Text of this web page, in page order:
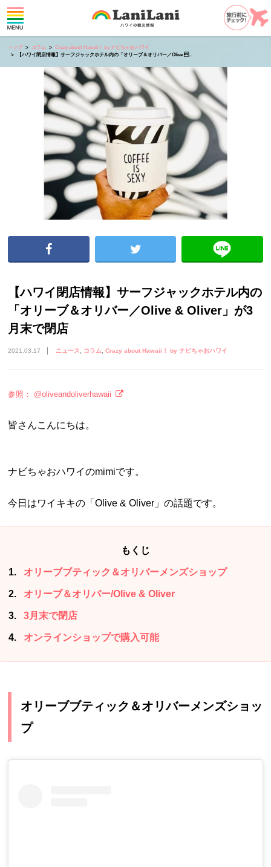
トップ コラム
Crazy about Hawaii！ by ナビちゃおハワイ
【ハワイ閉店情報】サーフジャックホテル内の「オリーブ＆オリバー／Olive ...
【ハワイ閉店情報】サーフジャックホテル内の
「オリーブ＆オリバー／Olive & Oliver」が3
月末で閉店
2021.03.17 ニュース コラム Crazy about Hawaii！ by ナビちゃおハワイ
参照： @oliveandoliverhawaii
皆さんこんにちは。
ナビちゃおハワイのmimiです。
今日はワイキキの「Olive & Oliver」の話題です。
もくじ
1 オリーブブティック＆オリバーメンズショップ
2 オリーブ＆オリバー/Olive & Oliver
3 3月末で閉店
4 オンラインショップで購入可能
オリーブブティック＆オリバーメンズショッ
プ